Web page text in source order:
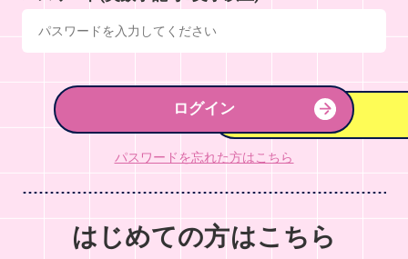
ログイン
パスワードを忘れた方はこちら
はじめての方はこちら